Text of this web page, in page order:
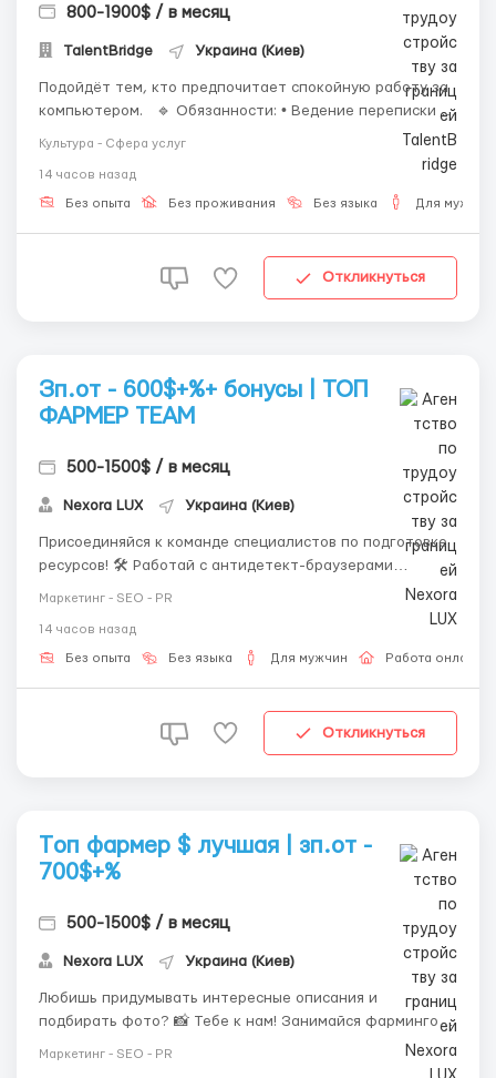
800-1900$ / в месяц
TalentBridge Украина (Киев)
Подойдёт тем, кто предпочитает спокойную работу за
компьютером. 🔹 Обязанности: • Ведение переписки с
Культура - Сфера услуг
14 часов назад
Без опыта Без проживания Без языка Для мужчин
Откликнуться
Зп.от - 600$+%+ бонусы | ТОП
ФАРМЕР TEAM
500-1500$ / в месяц
Nexora LUX Украина (Киев)
Присоединяйся к команде специалистов по подготовке
ресурсов! 🛠 Работай с антидетект-браузерами
(Dolphin, AdsPower) и дейтинг-платформами. Мы даем
зарабатывать! 📈 📊 Подробные графики: 🔄 Сменный
режим: 2 дня в день (08:00–20:00),...
Маркетинг - SEO - PR
14 часов назад
Без опыта Без языка Для мужчин Работа онлайн
Откликнуться
Tоп фармер $ лучшая | зп.от -
700$+%
500-1500$ / в месяц
Nexora LUX Украина (Киев)
Любишь придумывать интересные описания и
подбирать фото? 📸 Тебе к нам! Занимайся фармингом
аккаунтов в дейтинг-сфере и зарабатывай удаленно!
Твой график: ⚡️ 2 дня (08-20) / 1 вых / 2 ночи (20-08) / 2
Маркетинг - SEO - PR